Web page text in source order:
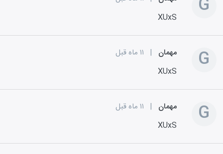
G
XUxS
G مهمان | ۱۱ ماه قبل
XUxS
G مهمان | ۱۱ ماه قبل
XUxS